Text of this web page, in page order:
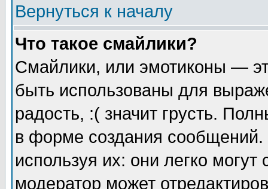
Вернуться к началу
Что такое смайлики?
Смайлики, или эмотиконы —
быть использованы для
радость, :( значит грусть.
в форме создания сообщений.
используя их: они легко
модератор может